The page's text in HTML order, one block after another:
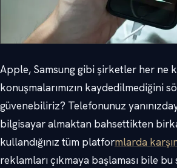
Apple, Samsung gibi şirketler her ne
konuşmalarımızın kaydedilmediğini
güvenebiliriz? Telefonunuz
bilgisayar almaktan bahsettikten
kullandığınız tüm platformlarda
reklamları çıkmaya başlaması bile bu